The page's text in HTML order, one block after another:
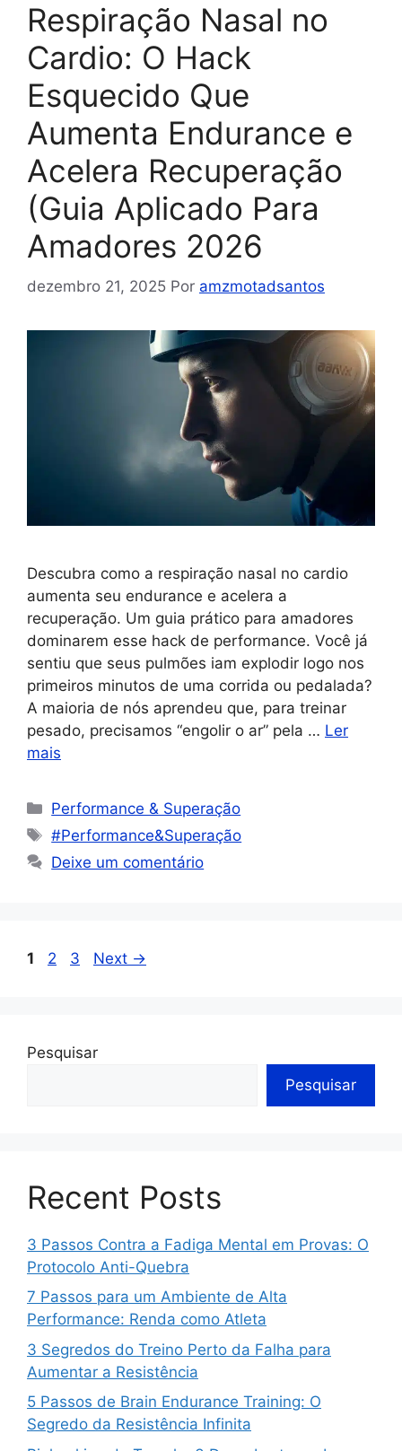
Respiração Nasal no
Cardio: O Hack
Esquecido Que
Aumenta Endurance e
Acelera Recuperação
(Guia Aplicado Para
Amadores 2026
dezembro 21, 2025 Por amzmotadsantos
Descubra como a respiração nasal no cardio
aumenta seu endurance e acelera a
recuperação. Um guia prático para amadores
dominarem esse hack de performance. Você já
sentiu que seus pulmões iam explodir logo nos
primeiros minutos de uma corrida ou pedalada?
A maioria de nós aprendeu que, para treinar
pesado, precisamos “engolir o ar” pela … Ler
mais
Performance & Superação
#Performance&Superação
Deixe um comentário
1 2 3 Next →
Pesquisar
Pesquisar
Recent Posts
3 Passos Contra a Fadiga Mental em Provas: O
Protocolo Anti-Quebra
7 Passos para um Ambiente de Alta
Performance: Renda como Atleta
3 Segredos do Treino Perto da Falha para
Aumentar a Resistência
5 Passos de Brain Endurance Training: O
Segredo da Resistência Infinita